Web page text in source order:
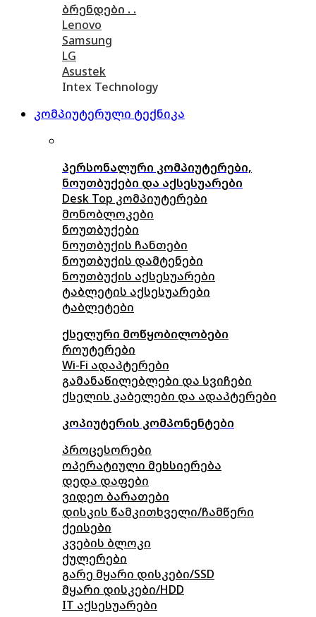
ბრენდები . .
Lenovo
Samsung
LG
Asustek
Intex Technology
კომპიუტერული ტექნიკა
პერსონალური კომპიუტერები,
ნოუთბუქები და აქსესუარები
Desk Top კომპიუტერები
მონობლოკები
ნოუთბუქები
ნოუთბუქის ჩანთები
ნოუთბუქის დამტენები
ნოუთბუქის აქსესუარები
ტაბლეტის აქსესუარები
ტაბლეტები
ქსელური მოწყობილობები
როუტერები
Wi-Fi ადაპტერები
გამანაწილებლები და სვიჩები
ქსელის კაბელები და ადაპტერები
კოპიუტერის კომპონენტები
პროცესორები
ოპერატიული მეხსიერება
დედა დაფები
ვიდეო ბარათები
დისკის წამკითხველი/ჩამწერი
ქეისები
კვების ბლოკი
ქულერები
გარე მყარი დისკები/SSD
მყარი დისკები/HDD
IT აქსესუარები